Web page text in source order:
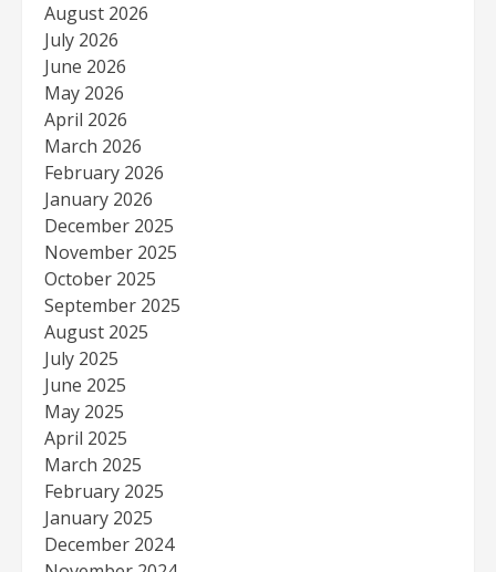
August 2026
July 2026
June 2026
May 2026
April 2026
March 2026
February 2026
January 2026
December 2025
November 2025
October 2025
September 2025
August 2025
July 2025
June 2025
May 2025
April 2025
March 2025
February 2025
January 2025
December 2024